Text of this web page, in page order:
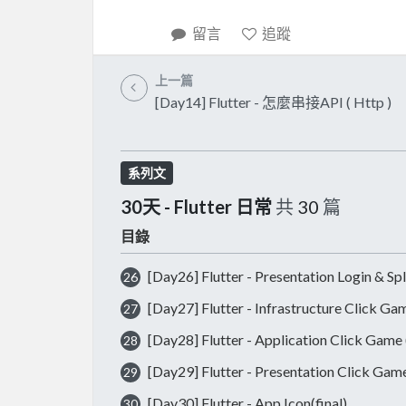
留言 追蹤
上一篇
[Day14] Flutter - 怎麼串接API ( Http )
系列文
30天 - Flutter 日常 共 30 篇
目錄
26 [Day26] Flutter - Presentation Login &
27 [Day27] Flutter - Infrastructure Click
28 [Day28] Flutter - Application Click
29 [Day29] Flutter - Presentation Click
[Day30] Flutter - App Icon(final)